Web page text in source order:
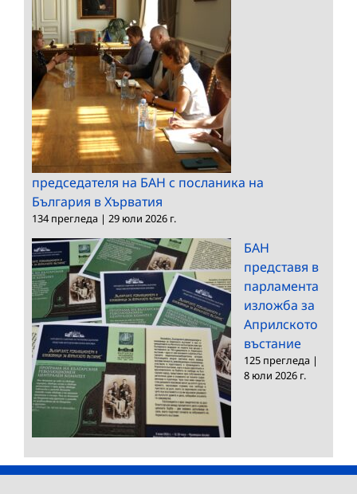
председателя на БАН с посланика на
България в Хърватия
134 прегледа | 29 юли 2026 г.
БАН
представя в
парламента
изложба за
Априлското
въстание
125 прегледа |
8 юли 2026 г.